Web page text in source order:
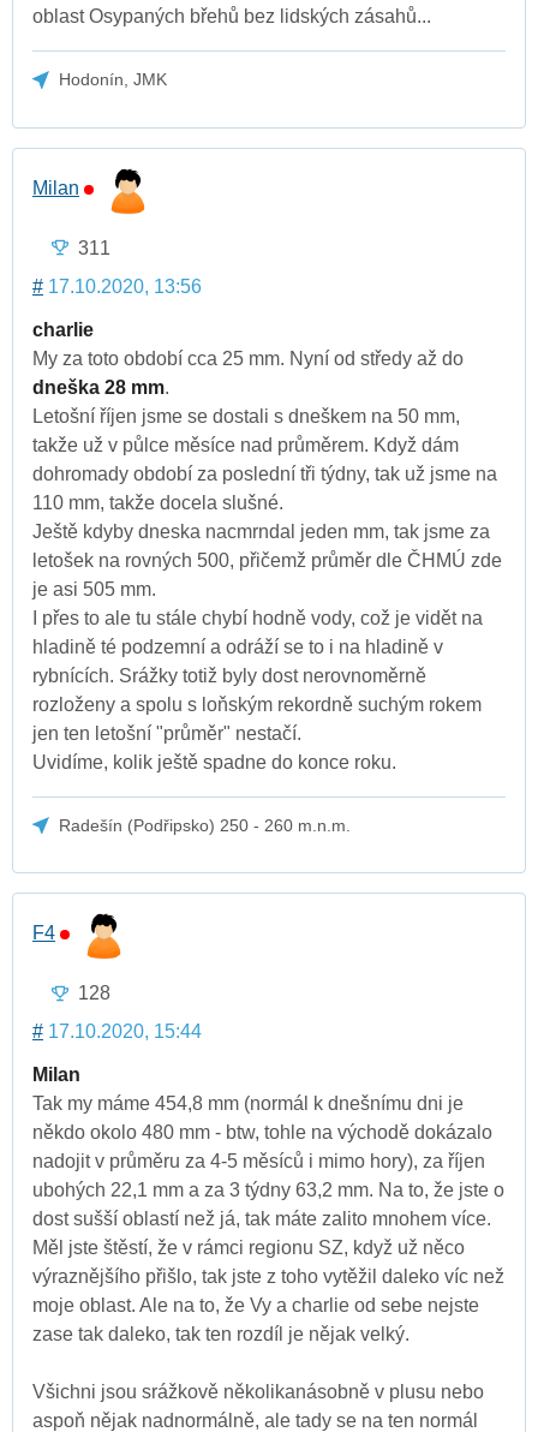
oblast Osypaných břehů bez lidských zásahů...
Hodonín, JMK
Milan
311
# 17.10.2020, 13:56
charlie
My za toto období cca 25 mm. Nyní od středy až do
dneška 28 mm.
Letošní říjen jsme se dostali s dneškem na 50 mm,
takže už v půlce měsíce nad průměrem. Když dám
dohromady období za poslední tři týdny, tak už jsme na
110 mm, takže docela slušné.
Ještě kdyby dneska nacmrndal jeden mm, tak jsme za
letošek na rovných 500, přičemž průměr dle ČHMÚ zde
je asi 505 mm.
I přes to ale tu stále chybí hodně vody, což je vidět na
hladině té podzemní a odráží se to i na hladině v
rybnících. Srážky totiž byly dost nerovnoměrně
rozloženy a spolu s loňským rekordně suchým rokem
jen ten letošní "průměr" nestačí.
Uvidíme, kolik ještě spadne do konce roku.
Radešín (Podřipsko) 250 - 260 m.n.m.
F4
128
# 17.10.2020, 15:44
Milan
Tak my máme 454,8 mm (normál k dnešnímu dni je
někdo okolo 480 mm - btw, tohle na východě dokázalo
nadojit v průměru za 4-5 měsíců i mimo hory), za říjen
ubohých 22,1 mm a za 3 týdny 63,2 mm. Na to, že jste o
dost sušší oblastí než já, tak máte zalito mnohem více.
Měl jste štěstí, že v rámci regionu SZ, když už něco
výraznějšího přišlo, tak jste z toho vytěžil daleko víc než
moje oblast. Ale na to, že Vy a charlie od sebe nejste
zase tak daleko, tak ten rozdíl je nějak velký.
Všichni jsou srážkově několikanásobně v plusu nebo
aspoň nějak nadnormálně, ale tady se na ten normál